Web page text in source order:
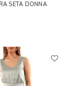
SETA DONNA